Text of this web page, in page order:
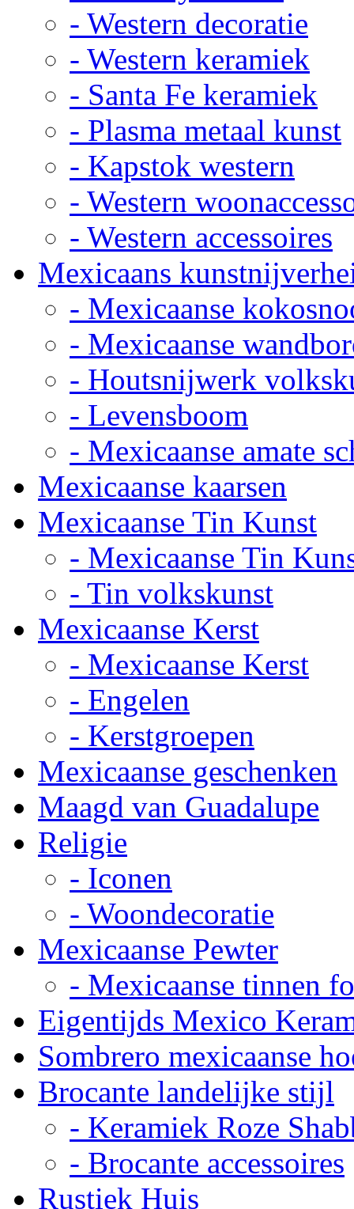
- Western decoratie
- Western keramiek
- Santa Fe keramiek
- Plasma metaal kunst
- Kapstok western
- Western
- Western accessoires
Mexicaans
- Mexicaanse
- Mexicaanse
- Houtsnijwerk
- Levensboom
- Mexicaanse amate
Mexicaanse kaarsen
Mexicaanse Tin Kunst
- Mexicaanse Tin
- Tin volkskunst
Mexicaanse Kerst
- Mexicaanse Kerst
- Engelen
- Kerstgroepen
Mexicaanse geschenken
Maagd van Guadalupe
Religie
- Iconen
- Woondecoratie
Mexicaanse Pewter
- Mexicaanse tinnen
Eigentijds Mexico
Sombrero mexicaanse
Brocante landelijke stijl
- Keramiek Roze
- Brocante accessoires
Rustiek Huis